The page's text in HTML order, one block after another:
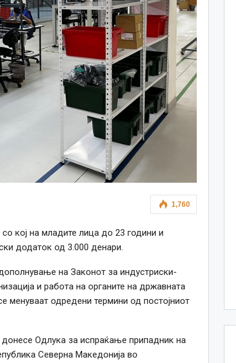
1,760
кој на младите лица до 23 години и
додаток од 3.000 денари.
на Законот за индустриски-
и работа на органите на државната
одредени термини од постојниот
Одлука за испраќање припадник на
Северна Македонија во